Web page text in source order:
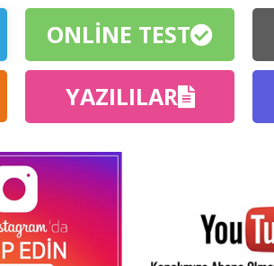
ONLİNE TEST
YAZILILAR